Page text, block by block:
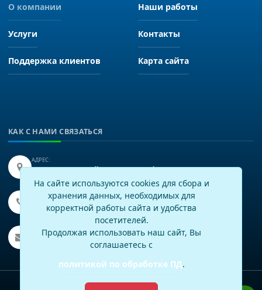
О компании Наши работы
Услуги Контакты
Поддержка клиентов Карта сайта
КАК С НАМИ СВЯЗАТЬСЯ
АДРЕС:
Иркутск, улица Байкальская 249, офис 225.
ТЕЛЕФОН:
+7(3952)43-60-16
EMAIL:
info@virtech.ru
На сайте используются cookies для сбора и
хранения данных, необходимых для
корректной работы сайта и удобства
посетителей.
Продолжая использовать наш сайт, Вы
соглашаетесь с
политикой по обработке ПД.